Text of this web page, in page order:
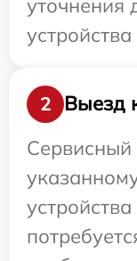
2
Выезд
Сервисный